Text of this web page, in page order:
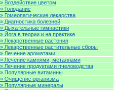
» Воздействие цветом
» Голодание
» Гомеопатические лекарства
» Диагностика болезней
» Дыхательные гимнастики
» Йога в теории и на практике
» Лекарственные растения
» Лекарственные растительные сборы
» Лечение ароматами
» Лечение камнями, металлами
» Лечение продуктами пчеловодства
» Популярные витамины
» Очищение организма
» Популярные минералы